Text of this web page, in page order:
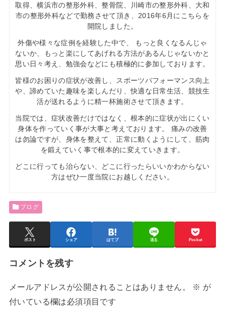
取得、横浜市の整形外科、整骨院、川崎市の整形外科、大和
市の整形外科などで勤務させて頂き、2016年6月にこちらを
開院しました。
外傷や様々な症例を経験した中で、 もっと良くなるんじゃ
ないか、もっと楽にしてあげれる方法があるんじゃないかと
思い日々考え、勉強会などにも積極的に参加しております。
皆様のお困りの症状が改善し、スポーツパフォーマンス向上
や、諦めていた趣味を楽しんだり、快適な日常生活、競技生
活が送れるように精一杯施術させて頂きます。
当院では、症状改善だけではなく、根本的に症状が出にくい
身体を作っていく事が大事と考えております。 痛みの改善
は勿論ですが、身体を整えて、正常に動くようにして、筋肉
を鍛えていく事で根本的に変えていきます。
どこに行っても治らない、どこに行ったらいいかわからない
方はぜひ一度当院にお越しください。
ブログ
ポスト シェア はてブ 送る Pocket
コメントを残す
メールアドレスが公開されることはありません。 ※ が
付いている欄は必須項目です